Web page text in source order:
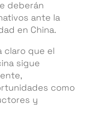
deberán
ante la
en China.
claro que el
sigue
como
y